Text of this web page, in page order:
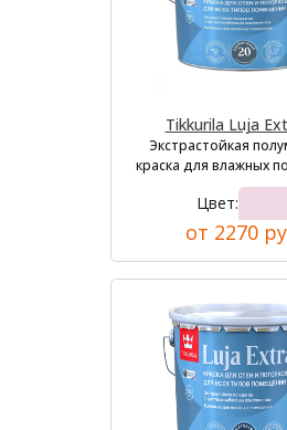
Tikkurila Luja
Экстрастойкая
краска для влажных
Цвет:
от 2270